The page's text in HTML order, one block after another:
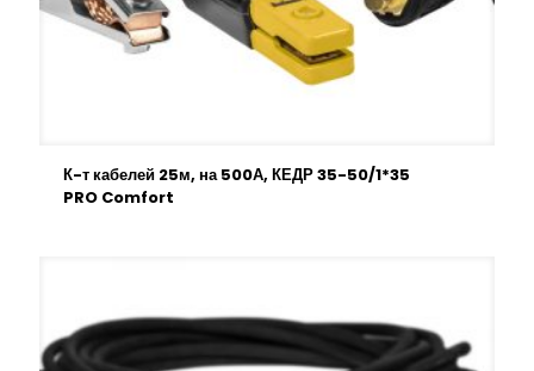
К-т кабелей 25м, на 500А, КЕДР 35-50/1*35
PRO Comfort